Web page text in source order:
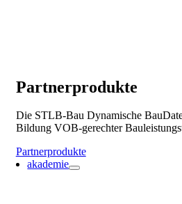
Partnerprodukte
Die STLB-Bau Dynamische
Bildung VOB-gerechter
Partnerprodukte
akademie